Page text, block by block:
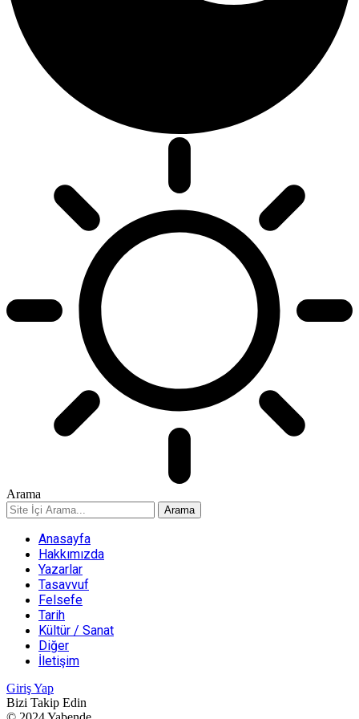
Arama
Anasayfa
Hakkımızda
Yazarlar
Tasavvuf
Felsefe
Tarih
Kültür / Sanat
Diğer
İletişim
Giriş Yap
Bizi Takip Edin